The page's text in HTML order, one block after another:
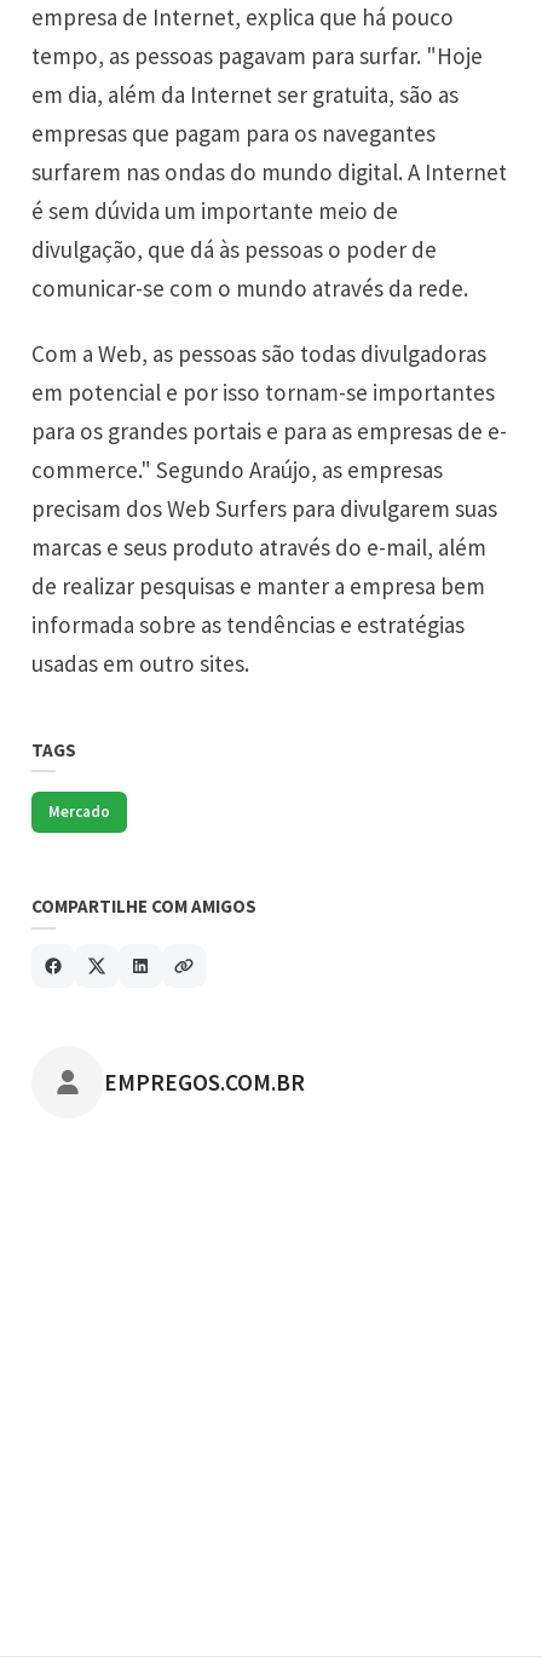
empresa de Internet, explica que há pouco
tempo, as pessoas pagavam para surfar. "Hoje
em dia, além da Internet ser gratuita, são as
empresas que pagam para os navegantes
surfarem nas ondas do mundo digital. A Internet
é sem dúvida um importante meio de
divulgação, que dá às pessoas o poder de
comunicar-se com o mundo através da rede.
Com a Web, as pessoas são todas divulgadoras
em potencial e por isso tornam-se importantes
para os grandes portais e para as empresas de e-
commerce." Segundo Araújo, as empresas
precisam dos Web Surfers para divulgarem suas
marcas e seus produto através do e-mail, além
de realizar pesquisas e manter a empresa bem
informada sobre as tendências e estratégias
usadas em outro sites.
TAGS
Mercado
COMPARTILHE COM AMIGOS
POSTADO POR
EMPREGOS.COM.BR